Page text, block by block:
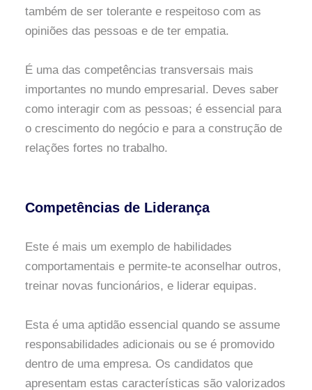
também de ser tolerante e respeitoso com as
opiniões das pessoas e de ter empatia.
É uma das competências transversais mais
importantes no mundo empresarial. Deves saber
como interagir com as pessoas; é essencial para
o crescimento do negócio e para a construção de
relações fortes no trabalho.
Competências de Liderança
Este é mais um exemplo de habilidades
comportamentais e permite-te aconselhar outros,
treinar novas funcionários, e liderar equipas.
Esta é uma aptidão essencial quando se assume
responsabilidades adicionais ou se é promovido
dentro de uma empresa. Os candidatos que
apresentam estas características são valorizados